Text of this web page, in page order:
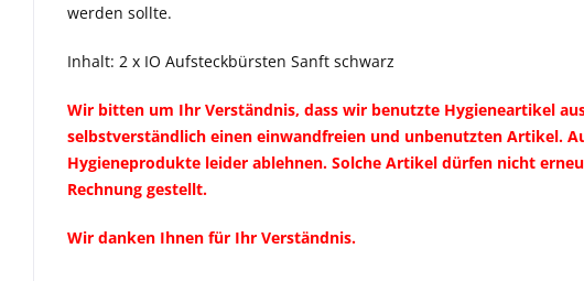
werden sollte.
Inhalt: 2 x IO Aufsteckbürsten Sanft schwarz
Wir bitten um Ihr Verständnis, dass wir benutzte Hygieneartikel
selbstverständlich einen einwandfreien und unbenutzten Artikel.
Hygieneprodukte leider ablehnen. Solche Artikel dürfen nicht
Rechnung gestellt.
Wir danken Ihnen für Ihr Verständnis.